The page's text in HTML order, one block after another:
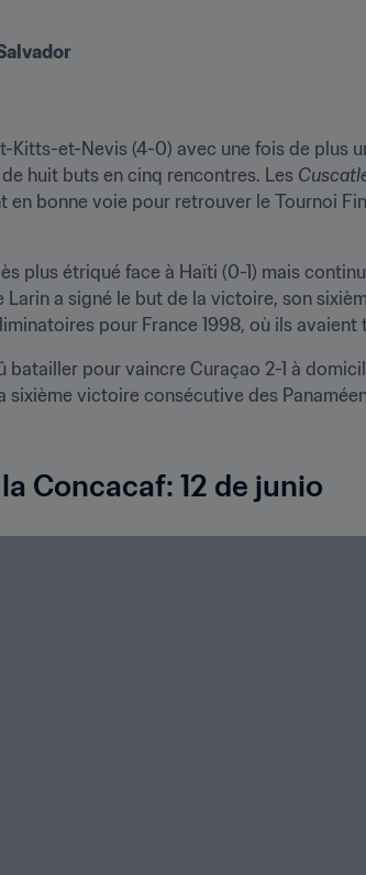
Kitts-et-Nevis (4-0) avec une fois de plus
huit buts en cinq rencontres. Les
en bonne voie pour retrouver le Tournoi
plus étriqué face à Haïti (0-1) mais
a signé le but de la victoire, son
pour France 1998, où ils avaient
batailler pour vaincre Curaçao 2-1 à
sixième victoire consécutive des
Concacaf: 12 de junio